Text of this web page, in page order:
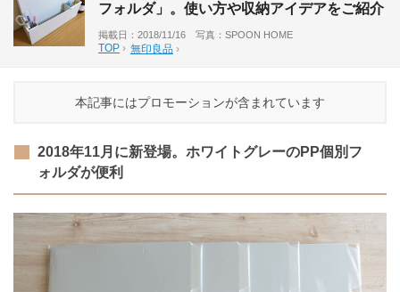
フォルダ」。使い方や収納アイデアをご紹介
掲載日：2018/11/16 写真：SPOON HOME
TOP › 無印良品 ›
本記事にはプロモーションが含まれています
2018年11月に新登場。ホワイトグレーのPP個別フ
ォルダが便利